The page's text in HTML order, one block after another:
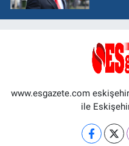
www.esgazete.com
ile